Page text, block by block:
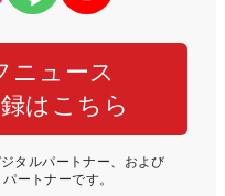
ニュース
はこちら
タルパートナー、および
ートナーです。